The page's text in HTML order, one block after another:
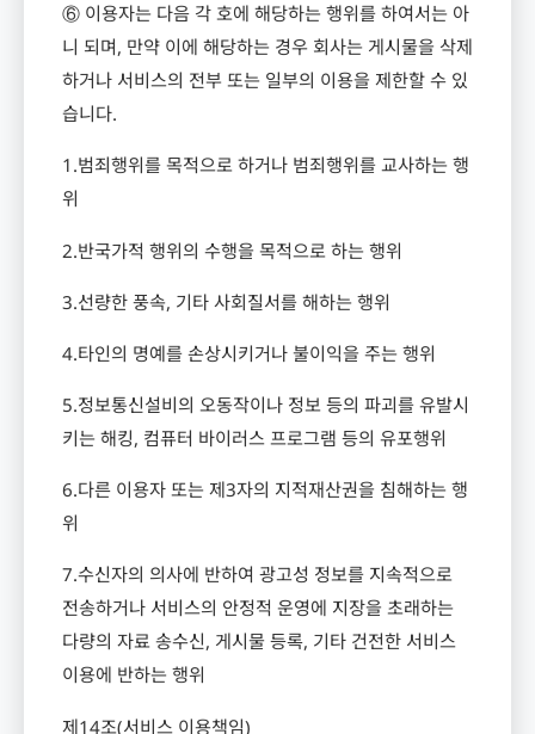
⑥ 이용자는 다음 각 호에 해당하는 행위를 하여서는 아
니 되며, 만약 이에 해당하는 경우 회사는 게시물을 삭제
하거나 서비스의 전부 또는 일부의 이용을 제한할 수 있
습니다.
1.범죄행위를 목적으로 하거나 범죄행위를 교사하는 행
위
2.반국가적 행위의 수행을 목적으로 하는 행위
3.선량한 풍속, 기타 사회질서를 해하는 행위
4.타인의 명예를 손상시키거나 불이익을 주는 행위
5.정보통신설비의 오동작이나 정보 등의 파괴를 유발시
키는 해킹, 컴퓨터 바이러스 프로그램 등의 유포행위
6.다른 이용자 또는 제3자의 지적재산권을 침해하는 행
위
7.수신자의 의사에 반하여 광고성 정보를 지속적으로
전송하거나 서비스의 안정적 운영에 지장을 초래하는
다량의 자료 송수신, 게시물 등록, 기타 건전한 서비스
이용에 반하는 행위
제14조(서비스 이용책임)